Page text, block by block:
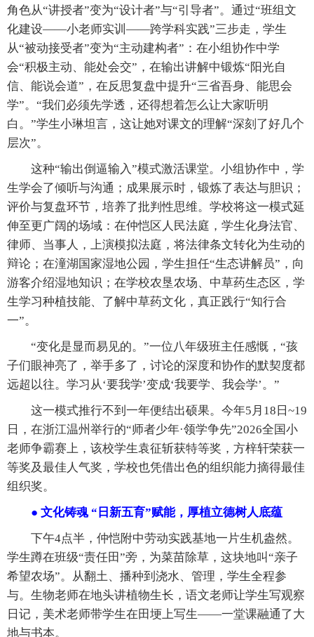
角色从“讲授者”变为“设计者”与“引导者”。通过“班组文
化建设——小老师实训——跨学科实践”三步走，学生
从“被动接受者”变为“主动建构者”：在小组协作中学
会“积极主动、能处会交”，在输出讲解中锻炼“阳光自
信、能说会道”，在反思复盘中提升“三省吾身、能思会
学”。“我们必须先学透，还得想着怎么让大家听明
白。”学生小琳坦言，这让她对课文的理解“深刻了好几个
层次”。
这种“输出倒逼输入”模式激活课堂。小组协作中，学
生学会了倾听与沟通；成果展示时，锻炼了表达与胆识；
评价与复盘环节，培养了批判性思维。学校将这一模式延
伸至更广阔的场域：在仲恺区人民法庭，学生化身法官、
律师、当事人，上演模拟法庭，将法律条文转化为生动的
辩论；在潼湖国家湿地公园，学生担任“生态讲解员”，向
游客介绍湿地知识；在学校农垦农场、中草药生态区，学
生学习种植技能、了解中草药文化，真正践行“知行合
一”。
“变化是显而易见的。”一位八年级班主任感慨，“孩
子们眼神亮了，举手多了，讨论的深度和协作的默契度都
远超以往。学习从‘要我学’变成‘我要学、我会学’。”
这一模式推行不到一年便结出硕果。今年5月18日~19
日，在浙江温州举行的“师者少年·领学争先”2026全国小
老师争霸赛上，该校学生袁征斩获特等奖，方梓轩荣获一
等奖及最佳人气奖，学校也凭借出色的组织能力摘得最佳
组织奖。
● 文化铸魂 “日新五育”赋能，厚植立德树人底蕴
下午4点半，仲恺附中劳动实践基地一片生机盎然。
学生蹲在班级“责任田”旁，为菜苗除草，这块地叫“亲子
希望农场”。从翻土、播种到浇水、管理，学生全程参
与。生物老师在地头讲植物生长，语文老师让学生写观察
日记，美术老师带学生在田埂上写生——一堂课融通了大
地与书本。